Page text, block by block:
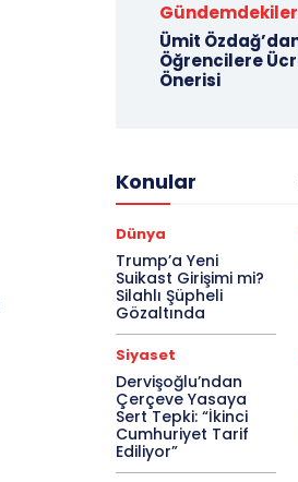
Gündemdekiler
Ümit
Öğrencilere
Önerisi
Konular
Dünya
Trump’a Yeni
Suikast Girişimi mi?
Silahlı Şüpheli
Gözaltında
Siyaset
Dervişoğlu’ndan
Çerçeve Yasaya
Sert Tepki: “İkinci
Cumhuriyet Tarif
Ediliyor”